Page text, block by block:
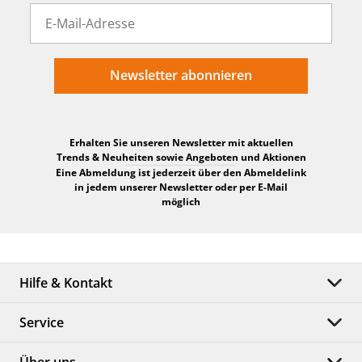
Newsletter abonnieren
Erhalten Sie unseren Newsletter mit aktuellen
Trends & Neuheiten sowie Angeboten und Aktionen
Eine Abmeldung ist jederzeit über den Abmeldelink
in jedem unserer Newsletter oder per E-Mail
möglich
Hilfe & Kontakt
Service